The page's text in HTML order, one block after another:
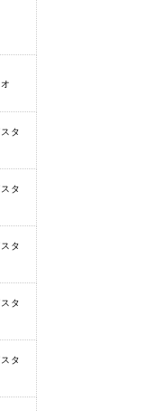
タ
タ
タ
タ
タ